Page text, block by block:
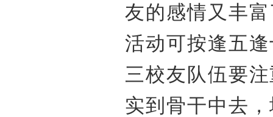
友的感情又丰
活动可按逢五
三校友队伍要
实到骨干中去